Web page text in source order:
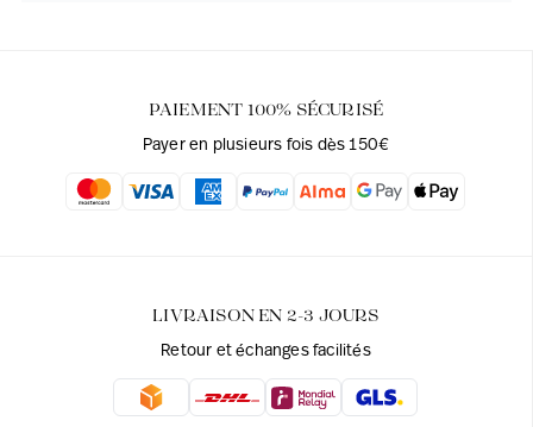
PAIEMENT 100% SÉCURISÉ
Payer en plusieurs fois dès 150€
LIVRAISON EN 2-3 JOURS
Retour et échanges facilités